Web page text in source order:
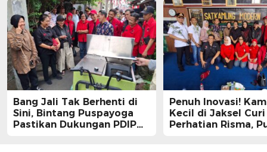
Bang Jali Tak Berhenti di
Sini, Bintang Puspayoga
Pastikan Dukungan PDIP
Penuh Inovasi!
Kecil di Jaksel Curi
Perhatian Risma,